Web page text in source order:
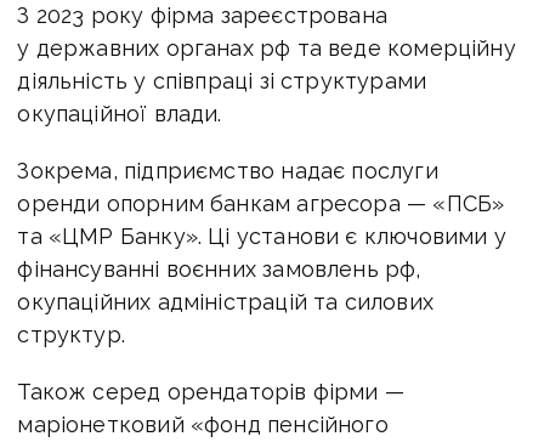
З 2023 року фірма зареєстрована
у державних органах рф та веде комерційну
діяльність у співпраці зі структурами
окупаційної влади.
Зокрема, підприємство надає послуги
оренди опорним банкам агресора — «ПСБ»
та «ЦМР Банку». Ці установи є ключовими у
фінансуванні воєнних замовлень рф,
окупаційних адміністрацій та силових
структур.
Також серед орендаторів фірми —
маріонетковий «фонд пенсійного